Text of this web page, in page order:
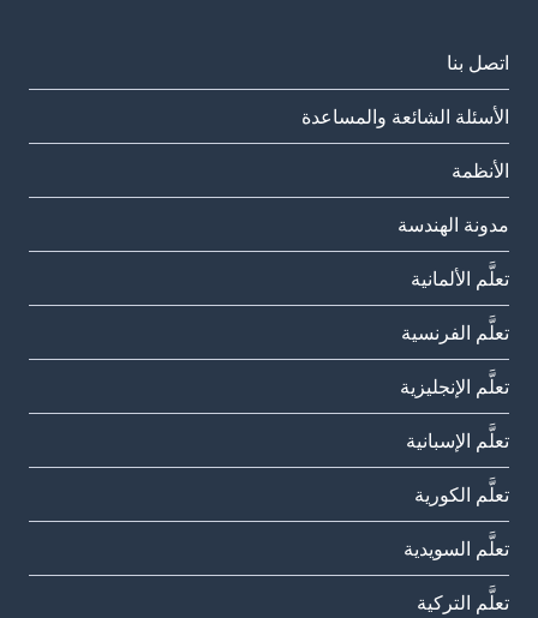
اتصل بنا
الأسئلة الشائعة والمساعدة
الأنظمة
مدونة الهندسة
تعلَّم الألمانية
تعلَّم الفرنسية
تعلَّم الإنجليزية
تعلَّم الإسبانية
تعلَّم الكورية
تعلَّم السويدية
تعلَّم التركية